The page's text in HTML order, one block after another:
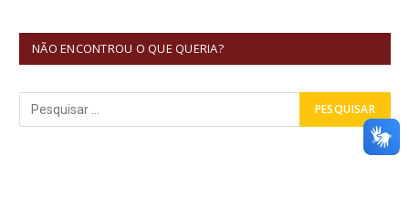
NÃO ENCONTROU O QUE QUERIA?